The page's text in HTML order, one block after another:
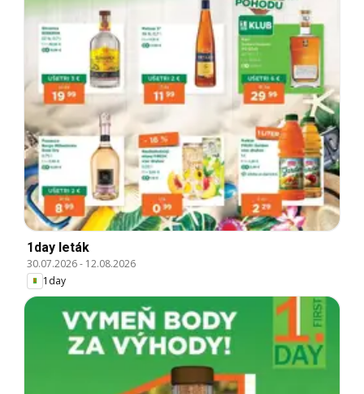
1day leták
30.07.2026- 12.08.2026
1day